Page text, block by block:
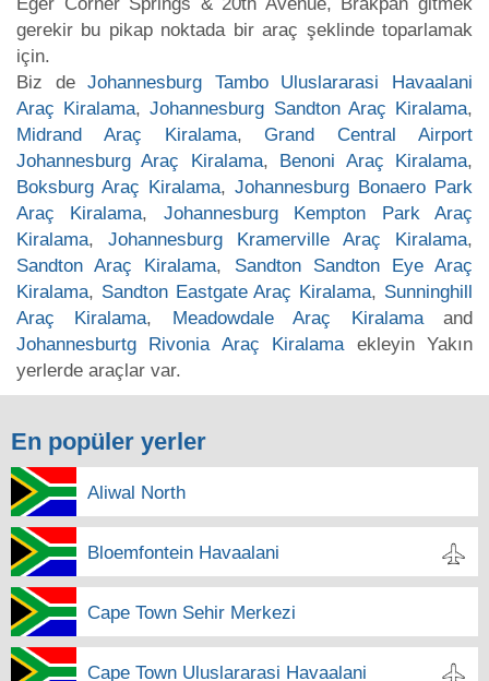
gerekir bu pikap noktada bir araç şeklinde toparlamak
için.
Biz deJohannesburg Tambo Uluslararasi Havaalani
Araç Kiralama,Johannesburg Sandton Araç Kiralama,
Midrand Araç Kiralama,Grand Central Airport
Johannesburg Araç Kiralama, Benoni Araç Kiralama,
Boksburg Araç Kiralama, Johannesburg Bonaero Park
Araç Kiralama, Johannesburg Kempton Park Araç
Kiralama, Johannesburg Kramerville Araç Kiralama,
Sandton Araç Kiralama, Sandton Sandton Eye Araç
Kiralama, Sandton Eastgate Araç Kiralama, Sunninghill
Araç Kiralama, Meadowdale Araç Kiralamaand
Johannesburtg Rivonia Araç Kiralama ekleyin Yakın
yerlerde araçlar var.
En popüler yerler
Aliwal North
Bloemfontein Havaalani
Cape Town Sehir Merkezi
Cape Town Uluslararasi Havaalani